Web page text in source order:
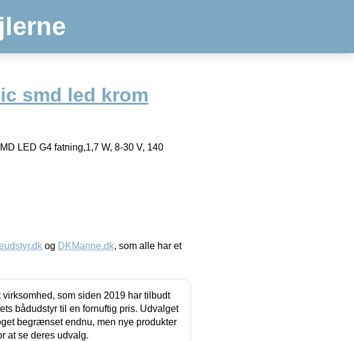
smd led krom
LED G4 fatning,1,7 W, 8-30 V, 140
og DKMarine.dk, som alle har et
som siden 2019 har tilbudt
bådudstyr til en fornuftig pris. Udvalget
begrænset endnu, men nye produkter
at se deres udvalg.